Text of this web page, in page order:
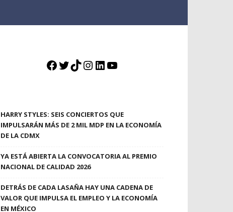
Facebook
Twitter
TikTok
Instagram
LinkedIn
YouTube
HARRY STYLES: SEIS CONCIERTOS QUE
IMPULSARÁN MÁS DE 2 MIL MDP EN LA ECONOMÍA
DE LA CDMX
YA ESTÁ ABIERTA LA CONVOCATORIA AL PREMIO
NACIONAL DE CALIDAD 2026
DETRÁS DE CADA LASAÑA HAY UNA CADENA DE
VALOR QUE IMPULSA EL EMPLEO Y LA ECONOMÍA
EN MÉXICO